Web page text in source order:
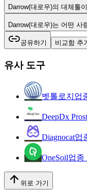
Darrow(대로우)의 대체툴
Darrow(대로우)는 어떤 사
공유하기 비교함 추
유사 도구
벳톨로지 업
DeepDx
Diagnocat업
OneSoil업종
위로 가기